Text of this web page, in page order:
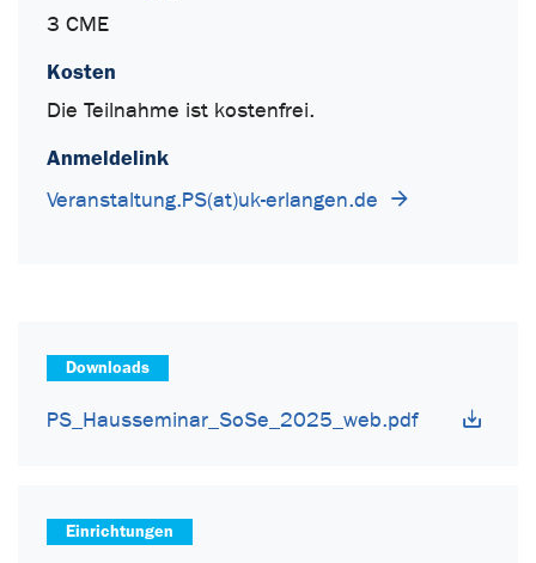
3 CME
Kosten
Die Teilnahme ist kostenfrei.
Anmeldelink
Veranstaltung.PS(at)uk-erlangen.de
Downloads
PS_Hausseminar_SoSe_2025_web.pdf
Einrichtungen